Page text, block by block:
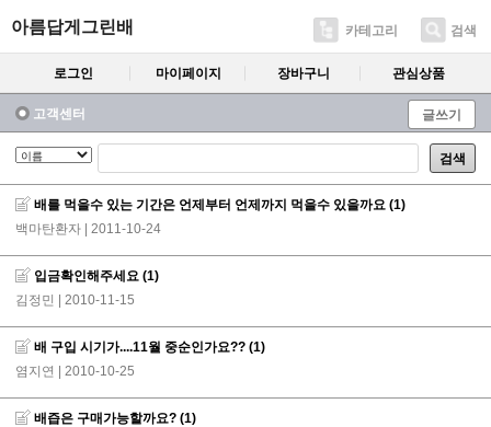
아름답게그린배 카테고리 검색
로그인 마이페이지 장바구니 관심상품
고객센터 글쓰기
검색
배를 먹을수 있는 기간은 언제부터 언제까지 먹을수 있을까요 (1)
백마탄환자 | 2011-10-24
입금확인해주세요 (1)
김정민 | 2010-11-15
배 구입 시기가....11월 중순인가요?? (1)
염지연 | 2010-10-25
배즙은 구매가능할까요? (1)